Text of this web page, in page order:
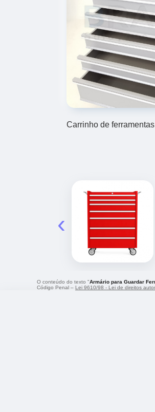
Carrinho de
‹
O conteúdo do texto "Armário para Guardar
Código Penal – Lei 9610/98 - Lei de direitos